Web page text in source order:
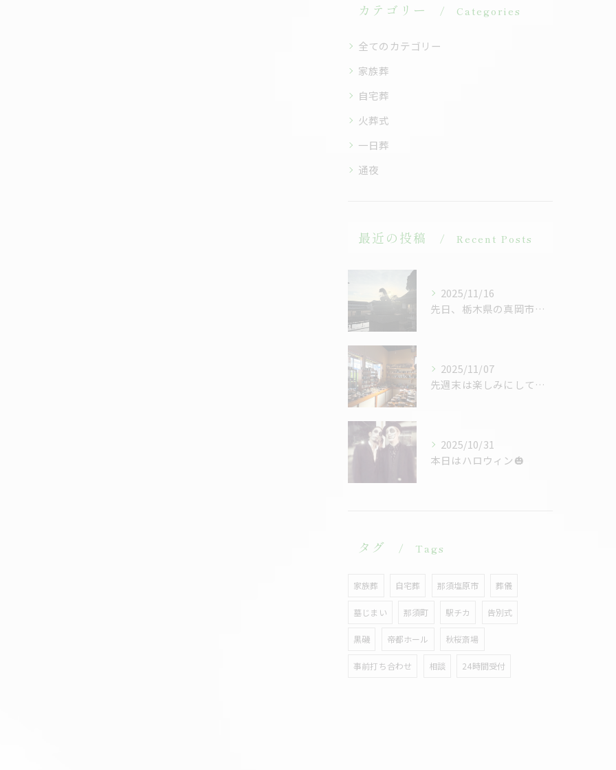
カテゴリー Categories
全てのカテゴリー
家族葬
自宅葬
火葬式
一日葬
通夜
最近の投稿 Recent Posts
2025/11/16
先日、栃木県の真岡市にある白蛇弁財天を訪れました。
2025/11/07
先週末は楽しみにしていた益子陶器市に出かけてきました。
2025/10/31
本日はハロウィン🎃
タグ Tags
家族葬 自宅葬 那須塩原市 葬儀
墓じまい 那須町 駅チカ 告別式
黒磯 帝都ホール 秋桜斎場
事前打ち合わせ 相談 24時間受付